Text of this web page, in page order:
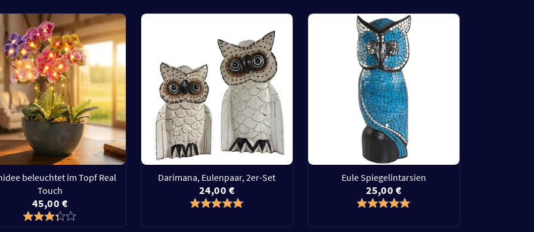
beleuchtet im Topf Real
Touch
45,00 €
Darimana, Eulenpaar, 2er-Set
24,00 €
Eule Spiegelintarsien
25,00 €